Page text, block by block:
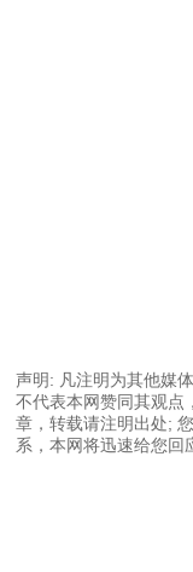
声明: 凡注明为其他媒
不代表本网赞同其观点
章，转载请注明出处;
系，本网将迅速给您回